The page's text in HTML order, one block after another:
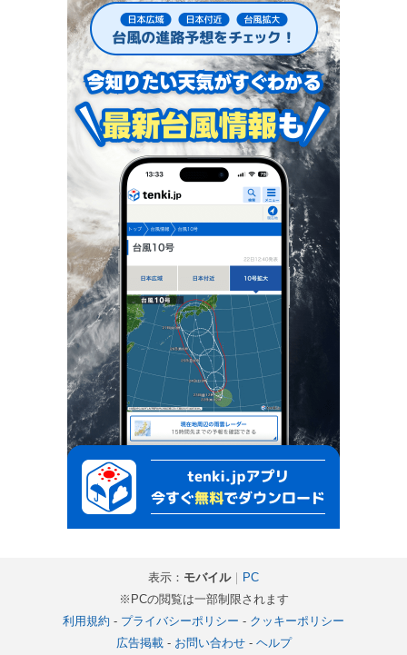
表示： モバイル｜ PC
※PCの閲覧は一部制限されます
利用規約 - プライバシーポリシー - クッキーポリシー
広告掲載- お問い合わせ- ヘルプ